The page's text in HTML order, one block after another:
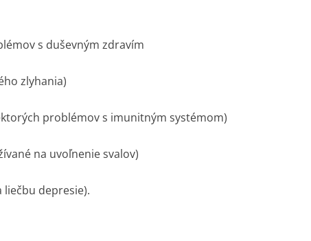
s duševným zdravím
zlyhania)
problémov s imunitným systémom)
na uvoľnenie svalov)
depresie).